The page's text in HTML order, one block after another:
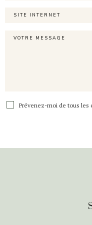
Prévenez-moi de tous les